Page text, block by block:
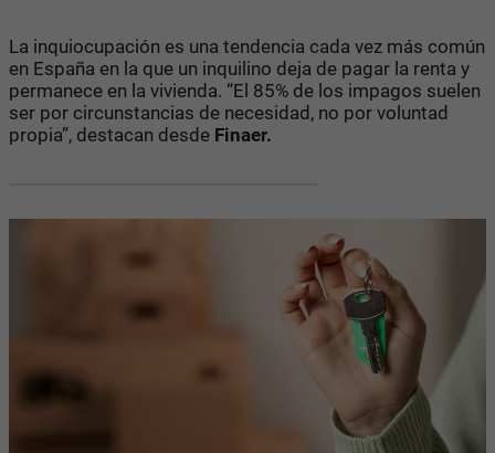
La inquiocupación es una tendencia cada vez más común
en España en la que un inquilino deja de pagar la renta y
permanece en la vivienda. “El 85% de los impagos suelen
ser por circunstancias de necesidad, no por voluntad
propia”, destacan desde Finaer.